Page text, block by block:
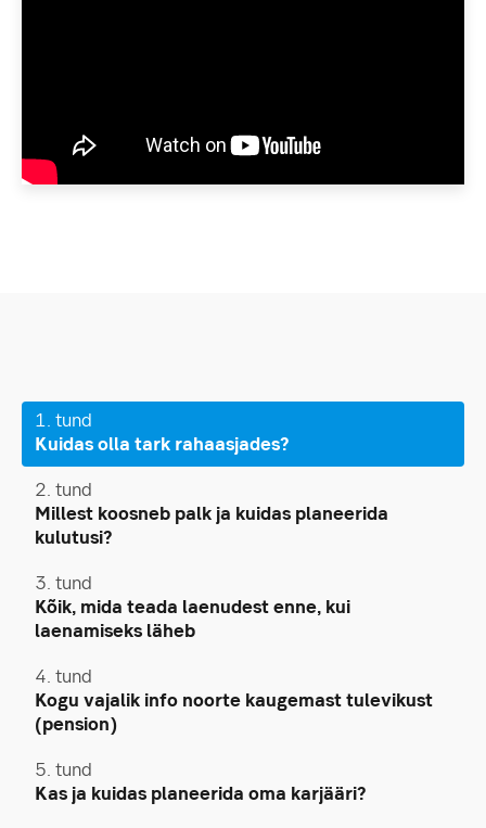
1. tund
Kuidas olla tark rahaasjades?
2. tund
Millest koosneb palk ja kuidas planeerida
kulutusi?
3. tund
Kõik, mida teada laenudest enne, kui
laenamiseks läheb
4. tund
Kogu vajalik info noorte kaugemast tulevikust
(pension)
5. tund
Kas ja kuidas planeerida oma karjääri?